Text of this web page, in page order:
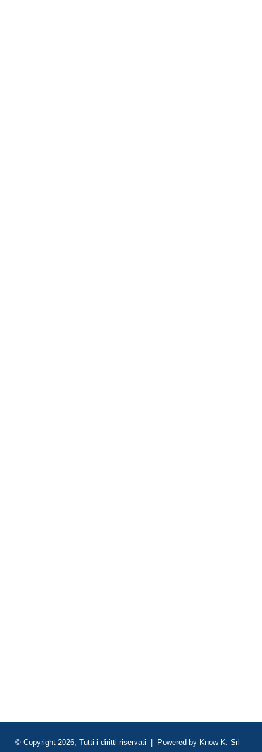
© Copyright 2026, Tutti i diritti riservati | Powered by Know K. Srl --